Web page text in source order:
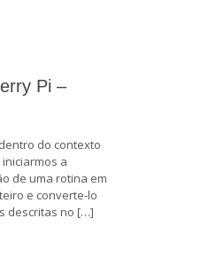
Pi –
do contexto
a
de uma rotina em
e converte-lo
descritas no […]